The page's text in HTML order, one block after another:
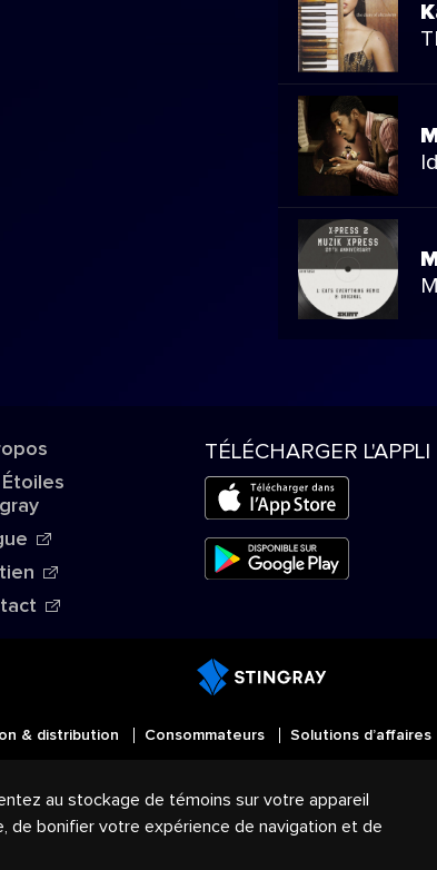
Étoiles
TÉLÉCHARGER L'APPLI
& distribution Consommateurs Solutions d’affaires
du Groupe Stingray au Canada, aux
de confidentialité|Modalités et
au stockage de témoins sur votre appareil
de bonifier votre expérience de navigation et de